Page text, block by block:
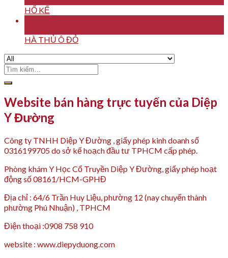
HỔ KẾ
HÀ THỦ Ô ĐỎ
Tìm
kiếm:
Website bán hàng trực tuyến của Diệp
Y Đường
Công ty TNHH Diệp Y Đường , giấy phép kinh doanh số
0316199705 do sở kế hoạch đầu tư TPHCM cấp phép.
Phòng khám Y Học Cổ Truyền Diệp Y Đường, giấy phép hoạt
động số 08161/HCM-GPHĐ
Địa chỉ : 64/6 Trần Huy Liệu, phường 12 (nay chuyển thành
phường Phú Nhuận) , TPHCM
Điện thoại :0908 758 910
website : www.diepyduong.com